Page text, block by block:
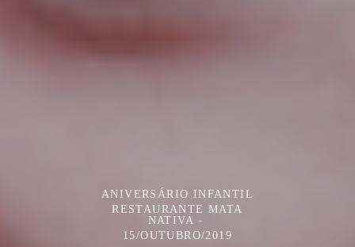
ANIVERSÁRIO INFANTIL
RESTAURANTE MATA
NATIVA
15/OUTUBRO/2019